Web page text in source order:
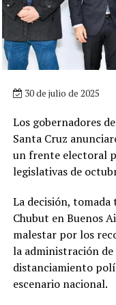
30 de julio de 2025
Los gobernadores
Santa Cruz
un frente electoral
legislativas de
La decisión, tomada
Chubut en Buenos
malestar por los
la administración
distanciamiento
escenario nacional.